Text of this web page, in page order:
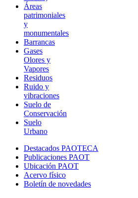
Áreas
patrimoniales
y
monumentales
Barrancas
Gases
Olores y
Vapores
Residuos
Ruido y
vibraciones
Suelo de
Conservación
Suelo
Urbano
Destacados PAOTECA
Publicaciones PAOT
Ubicación PAOT
Acervo físico
Boletín de novedades